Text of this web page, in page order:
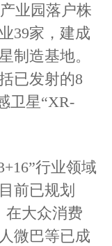
业园落户株
39家，建成
制造基地。
已发射的8
卫星“XR-
行业领域
前已规划
在大众消费
微巴等已成